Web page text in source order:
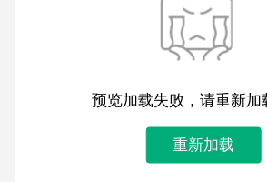
预览加载失败，请重新加
重新加载